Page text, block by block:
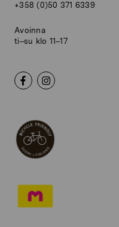
+358 (0)50 371 6339
Avoinna
ti–su klo 11–17